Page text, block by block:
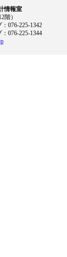
情報室
）
076-225-1342
076-225-1344